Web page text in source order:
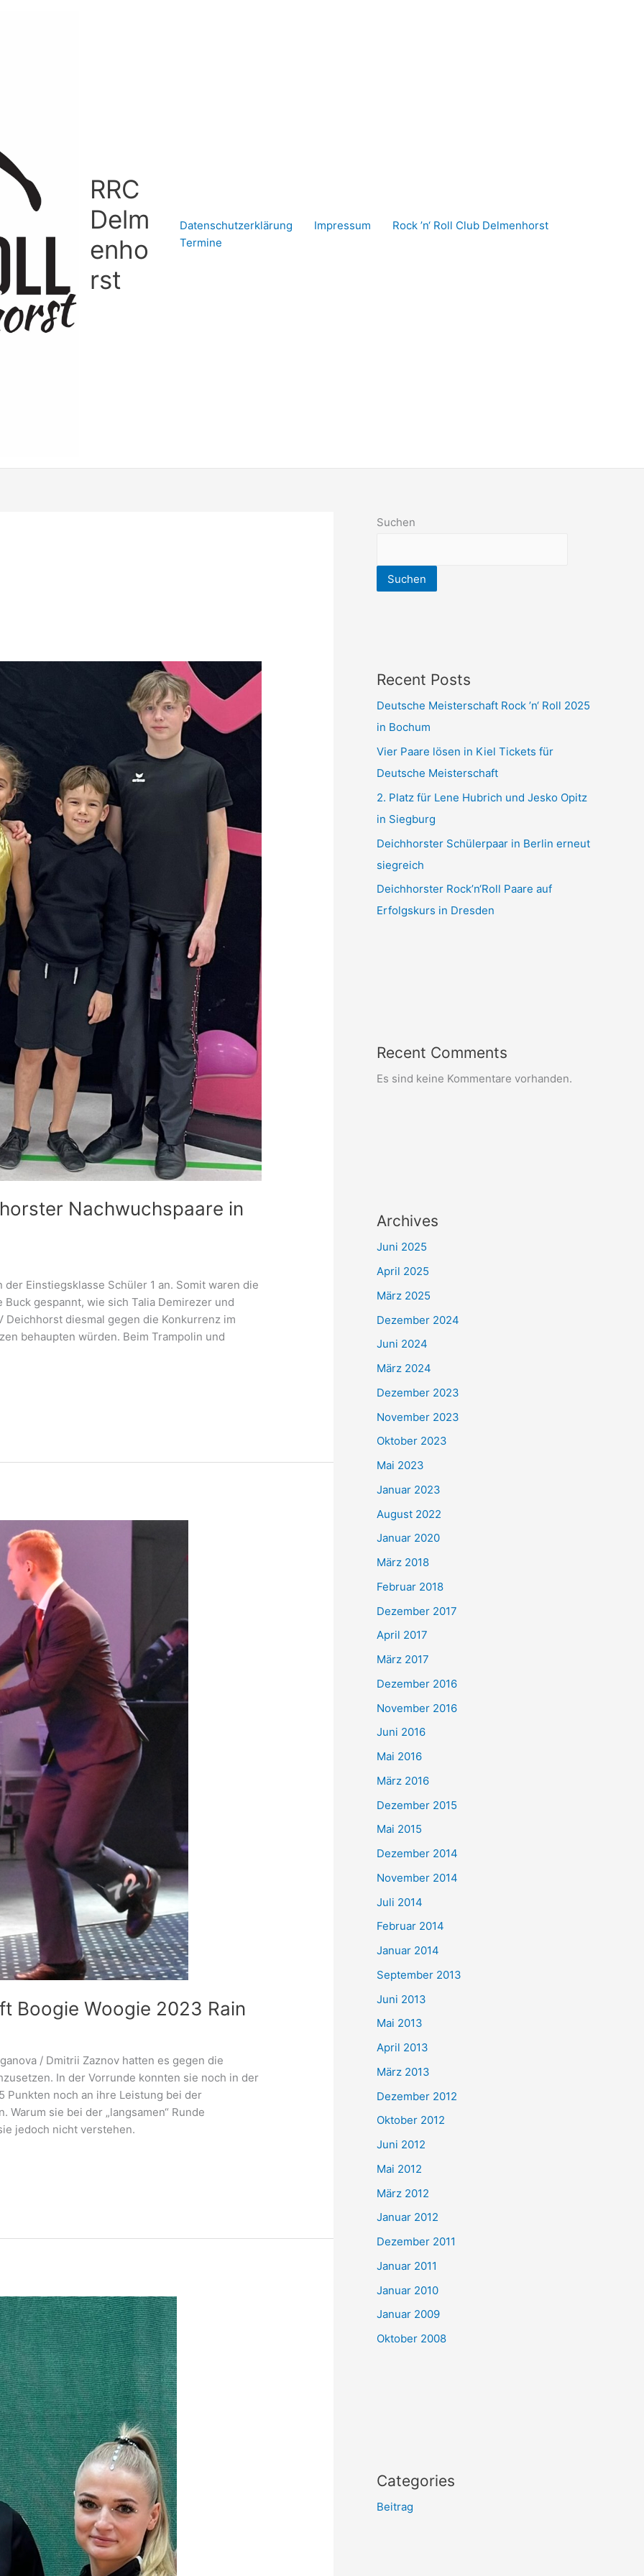
RRC
Delm
enho
rst
Datenschutzerklärung Impressum
Rock ’n‘ Roll Club Delmenhorst
Termine
Nachwuchspaare in
Einstiegsklasse Schüler 1 an. Somit waren die
gespannt, wie sich Talia Demirezer und
Deichhorst diesmal gegen die Konkurrenz im
behaupten würden. Beim Trampolin und
Boogie Woogie 2023 Rain
/ Dmitrii Zaznov hatten es gegen die
In der Vorrunde konnten sie noch in der
Punkten noch an ihre Leistung bei der
sie bei der „langsamen“ Runde
jedoch nicht verstehen.
Suchen
Suchen
Recent Posts
Deutsche Meisterschaft Rock ’n‘ Roll 2025
in Bochum
Vier Paare lösen in Kiel Tickets für
Deutsche Meisterschaft
2. Platz für Lene Hubrich und Jesko Opitz
in Siegburg
Deichhorster Schülerpaar in Berlin erneut
siegreich
Deichhorster Rock’n‘Roll Paare auf
Erfolgskurs in Dresden
Recent Comments
Es sind keine Kommentare vorhanden.
Archives
Juni 2025
April 2025
März 2025
Dezember 2024
Juni 2024
März 2024
Dezember 2023
November 2023
Oktober 2023
Mai 2023
Januar 2023
August 2022
Januar 2020
März 2018
Februar 2018
Dezember 2017
April 2017
März 2017
Dezember 2016
November 2016
Juni 2016
Mai 2016
März 2016
Dezember 2015
Mai 2015
Dezember 2014
November 2014
Juli 2014
Februar 2014
Januar 2014
September 2013
Juni 2013
Mai 2013
April 2013
März 2013
Dezember 2012
Oktober 2012
Juni 2012
Mai 2012
März 2012
Januar 2012
Dezember 2011
Januar 2011
Januar 2010
Januar 2009
Oktober 2008
Categories
Beitrag